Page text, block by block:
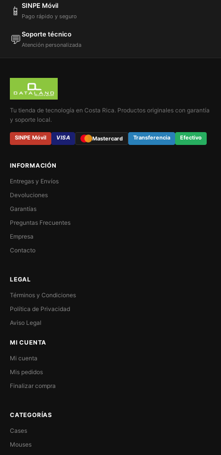
📱 SINPE Móvil
Pago rápido y seguro
💬Soporte técnico
Atención personalizada
Tu tienda de tecnología en Costa Rica. Productos originales con garantía
y soporte local.
SINPE Móvil VISA Mastercard Transferencia Efectivo
INFORMACIÓN
Entregas y Envíos
Devoluciones
Garantías
Preguntas Frecuentes
Empresa
Contacto
LEGAL
Términos y Condiciones
Política de Privacidad
Aviso Legal
MI CUENTA
Mi cuenta
Mis pedidos
Finalizar compra
CATEGORÍAS
Cases
Mouses